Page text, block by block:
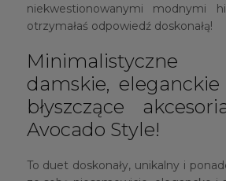
niekwestionowanymi modnymi
otrzymałaś odpowiedź doskonałą!
damskie,
błyszczące
Avocado Style!
To duet doskonały, unikalny i